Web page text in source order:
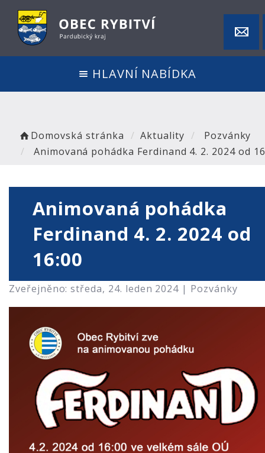
HLAVNÍ NABÍDKA
Domovská stránka Aktuality
Pozvánky
Animovaná pohádka Ferdinand 4. 2. 2024 od
Animovaná pohádka
Ferdinand 4. 2. 2024 od
16:00
Zveřejněno: středa, 24. leden 2024 | Pozvánky